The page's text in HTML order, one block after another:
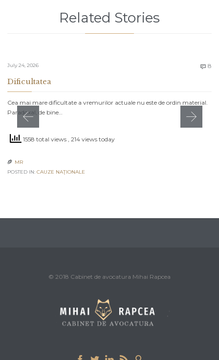
Related Stories
July 24, 2026  8
Dificultatea
Cea mai mare dificultate a vremurilor actuale nu este de ordin material.
Paradoxal, de bine…
1558 total views , 214 views today
 MR
POSTED IN: CAUZE NAŢIONALE
© 2018 Cabinet de avocatura Mihai Rapcea